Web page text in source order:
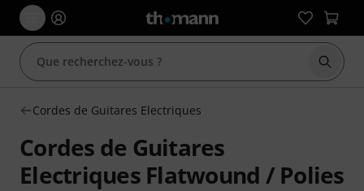
Cordes de Guitares Electriques
Cordes de Guitares
Electriques Flatwound / Polies